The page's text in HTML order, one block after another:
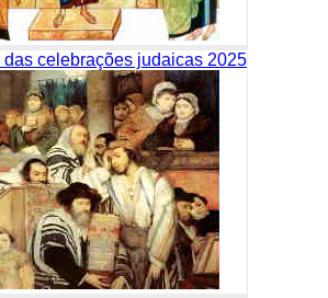
celebrações judaicas 2025